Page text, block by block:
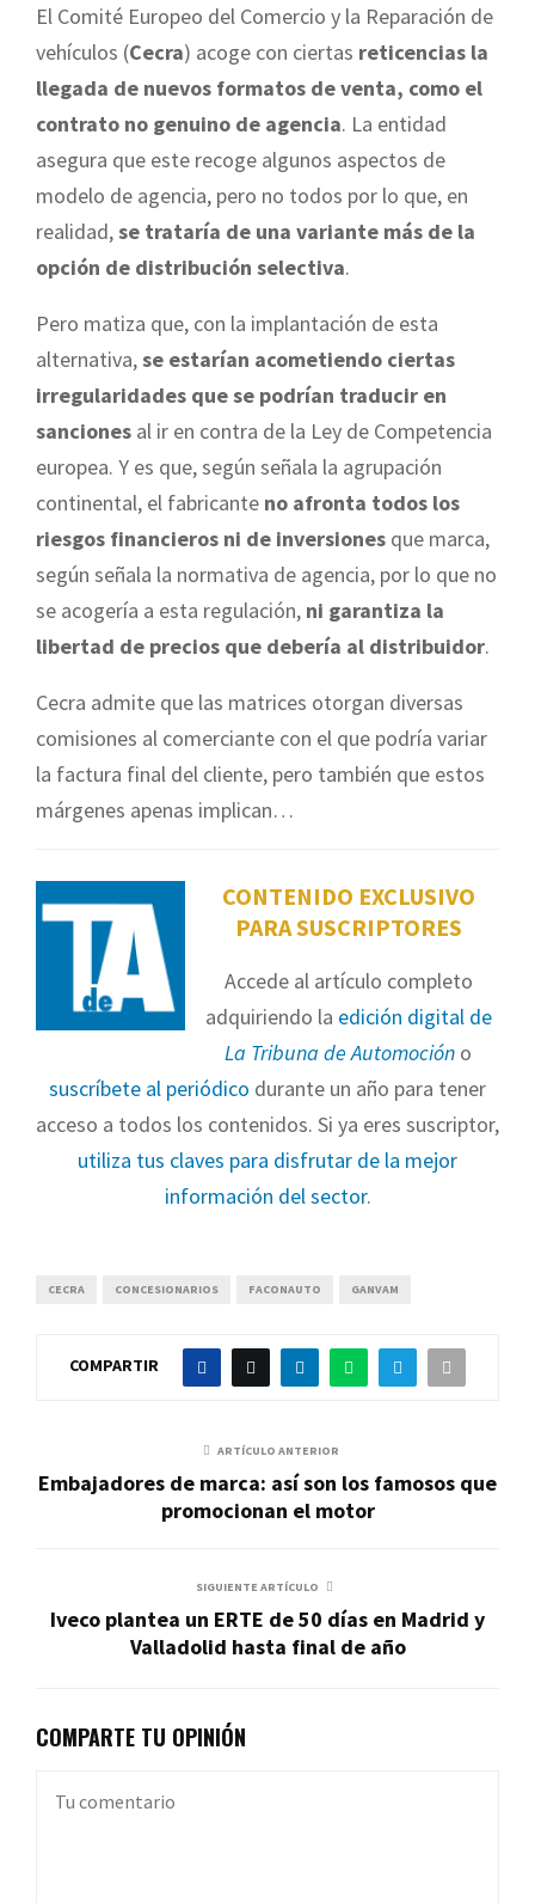
El Comité Europeo del Comercio y la Reparación de
vehículos (Cecra) acoge con ciertas reticencias la
llegada de nuevos formatos de venta, como el
contrato no genuino de agencia. La entidad
asegura que este recoge algunos aspectos de
modelo de agencia, pero no todos por lo que, en
realidad,se trataría de una variante más de la
opción de distribución selectiva.
Pero matiza que, con la implantación de esta
alternativa,se estarían acometiendo ciertas
irregularidades que se podrían traducir en
sanciones al ir en contra de la Ley de Competencia
europea. Y es que, según señala la agrupación
continental, el fabricante no afronta todos los
riesgos financieros ni de inversiones que marca,
según señala la normativa de agencia, por lo que no
se acogería a esta regulación, ni garantiza la
libertad de precios que debería al distribuidor.
Cecra admite que las matrices otorgan diversas
comisiones al comerciante con el que podría variar
la factura final del cliente, pero también que estos
márgenes apenas implican…
CONTENIDO EXCLUSIVO
PARA SUSCRIPTORES
Accede al artículo completo
adquiriendo la edición digital de
La Tribuna de Automoción o
suscríbete al periódico durante un año para tener
acceso a todos los contenidos. Si ya eres suscriptor,
utiliza tus claves para disfrutar de la mejor
información del sector.
CECRA CONCESIONARIOS FACONAUTO GANVAM
COMPARTIR
ARTÍCULO ANTERIOR
Embajadores de marca: así son los famosos que
promocionan el motor
SIGUIENTE ARTÍCULO
Iveco plantea un ERTE de 50 días en Madrid y
Valladolid hasta final de año
COMPARTE TU OPINIÓN